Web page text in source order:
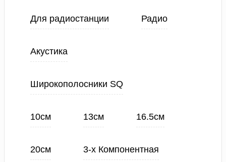
Для радиостанции Радио
Акустика
Широкополосники SQ
10см 13см 16.5см
20см 3-х Компонентная